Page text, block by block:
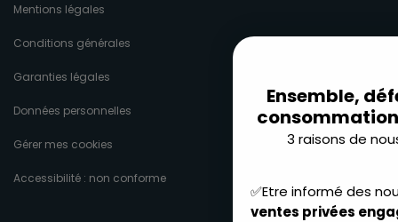
Mentions légales
Conditions générales
Garanties légales
Données personnelles
Gérer mes cookies
Accessibilité : non conforme
Ensemble,
3 raisons de
✅Etre informé des
ventes privées